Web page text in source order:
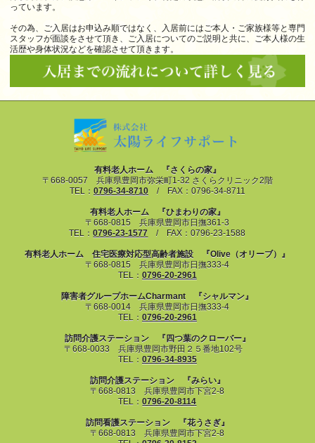
っています。
その為、ご入居はお申込み順ではなく、入居前にはご本人・ご家族様等と専門
スタッフが面談をさせて頂き、ご入居についてのご説明と共に、ご本人様の生
活歴や身体状況などを確認させて頂きます。
有料老人ホーム 『さくらの家』
〒668-0057 兵庫県豊岡市弥栄町1-32 さくらクリニック2階
TEL： 0796-34-8710/ FAX：0796-34-8711
有料老人ホーム 『ひまわりの家』
〒668-0815 兵庫県豊岡市日撫361-3
TEL：0796-23-1577 / FAX：0796-23-1588
有料老人ホーム 住宅医療対応型高齢者施設 『Olive（オリーブ）』
〒668-0815 兵庫県豊岡市日撫333-4
TEL： 0796-20-2961
障害者グループホームCharmant 『シャルマン』
〒668-0014 兵庫県豊岡市日撫333-4
TEL： 0796-20-2961
訪問介護ステーション 『四つ葉のクローバー』
〒668-0033 兵庫県豊岡市野田２５番地102号
TEL： 0796-34-8935
訪問介護ステーション 『みらい』
〒668-0813 兵庫県豊岡市下宮2-8
TEL：0796-20-8114
訪問看護ステーション 『花うさぎ』
〒668-0813 兵庫県豊岡市下宮2-8